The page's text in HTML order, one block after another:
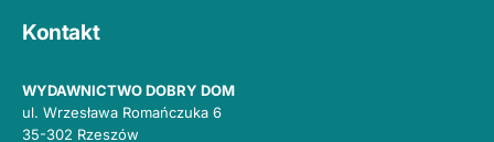
Kontakt
WYDAWNICTWO DOBRY DOM
ul. Wrzesława Romańczuka 6
35-302 Rzeszów